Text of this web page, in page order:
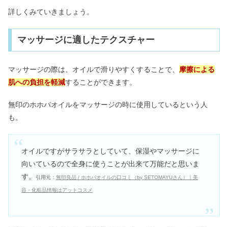
詳しくみていきましょう。
マッサージに適したテクスチャー
マッサージの際は、オイルで滑りやすくすることで、 摩擦による
肌への負担を軽減することができます。
無印のホホバオイルをマッサージの時に使用しているという人
も。
オイルですがサラサラとしていて、保湿やマッサージに
向いているので全身に使うことが出来て万能だと思いま
す。
引用元：無印良品 / ホホバオイルの口コミ（by SETOMAYUさん）｜美
容・化粧品情報はアットコスメ